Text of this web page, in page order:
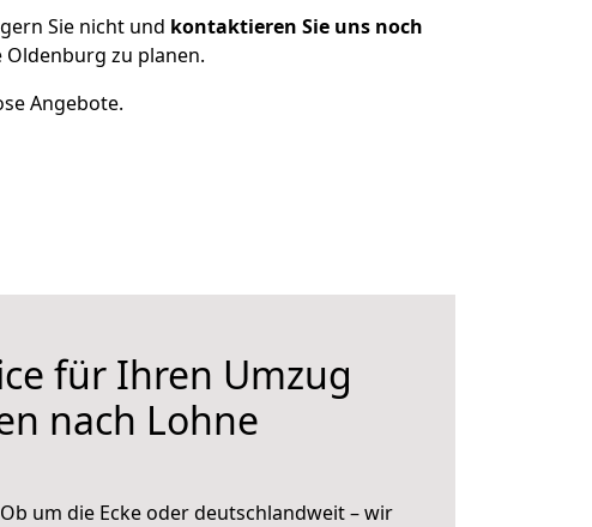
Sie nicht und kontaktieren Sie uns noch
zu planen.
Angebote.
für Ihren Umzug
nach Lohne
um die Ecke oder deutschlandweit – wir